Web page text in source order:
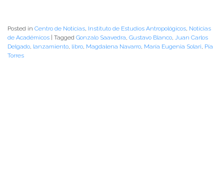
Posted in Centro de Noticias, Instituto de Estudios Antropológicos, Noticias
de Académicos
Tagged Gonzalo Saavedra, Gustavo Blanco, Juan Carlos
Delgado, lanzamiento, libro, Magdalena Navarro, María Eugenia Solari, Pía
Torres